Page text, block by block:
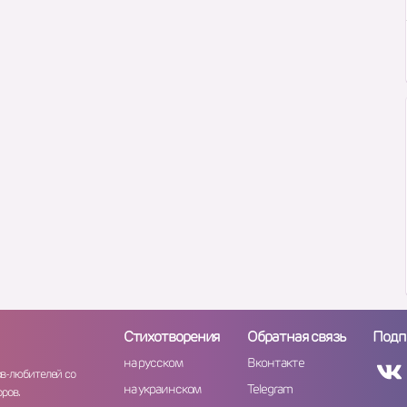
любителей со
Стихотворения
на русском
на украинском
Обратная связь
Вконтакте
Telegram